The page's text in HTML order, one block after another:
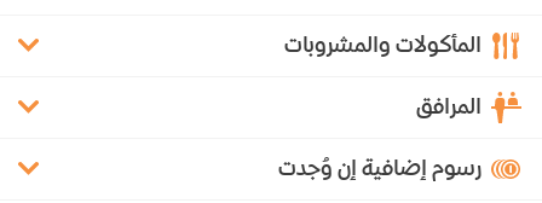
المأكولات والمشروبات
المرافق
رسوم إضافية إن وُجدت